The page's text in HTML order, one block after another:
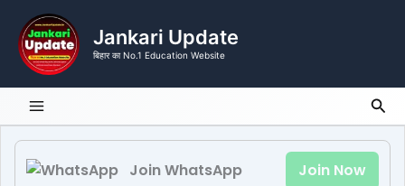
content
Jankari Update
बिहार का No.1 Education Website
Join WhatsApp Join Now